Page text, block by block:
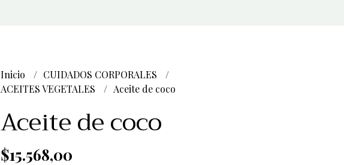
Inicio
CUIDADOS CORPORALES
ACEITES VEGETALES
Aceite de coco
Aceite de coco
$15.568,00